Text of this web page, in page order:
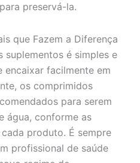
preservá-la.
que Fazem a Diferença
suplementos é simples e
facilmente em
os comprimidos
para serem
água, conforme as
produto. É sempre
profissional de saúde